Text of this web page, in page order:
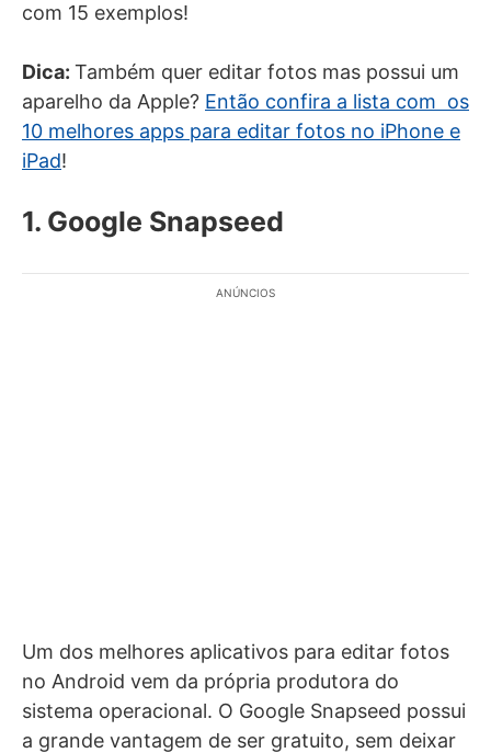
com 15 exemplos!
Dica: Também quer editar fotos mas possui um
aparelho da Apple? Então confira a lista com os
10 melhores apps para editar fotos no iPhone e
iPad!
1. Google Snapseed
ANÚNCIOS
Um dos melhores aplicativos para editar fotos
no Android vem da própria produtora do
sistema operacional. O Google Snapseed possui
a grande vantagem de ser gratuito, sem deixar